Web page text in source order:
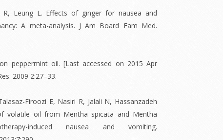
Leung L. Effects of ginger for nausea and
A meta-analysis. J Am Board Fam Med.
peppermint oil. [Last accessed on 2015 Apr
2009 2:27–33.
Firoozi E, Nasiri R, Jalali N, Hassanzadeh
volatile oil from Mentha spicata and Mentha
induced nausea and vomiting.